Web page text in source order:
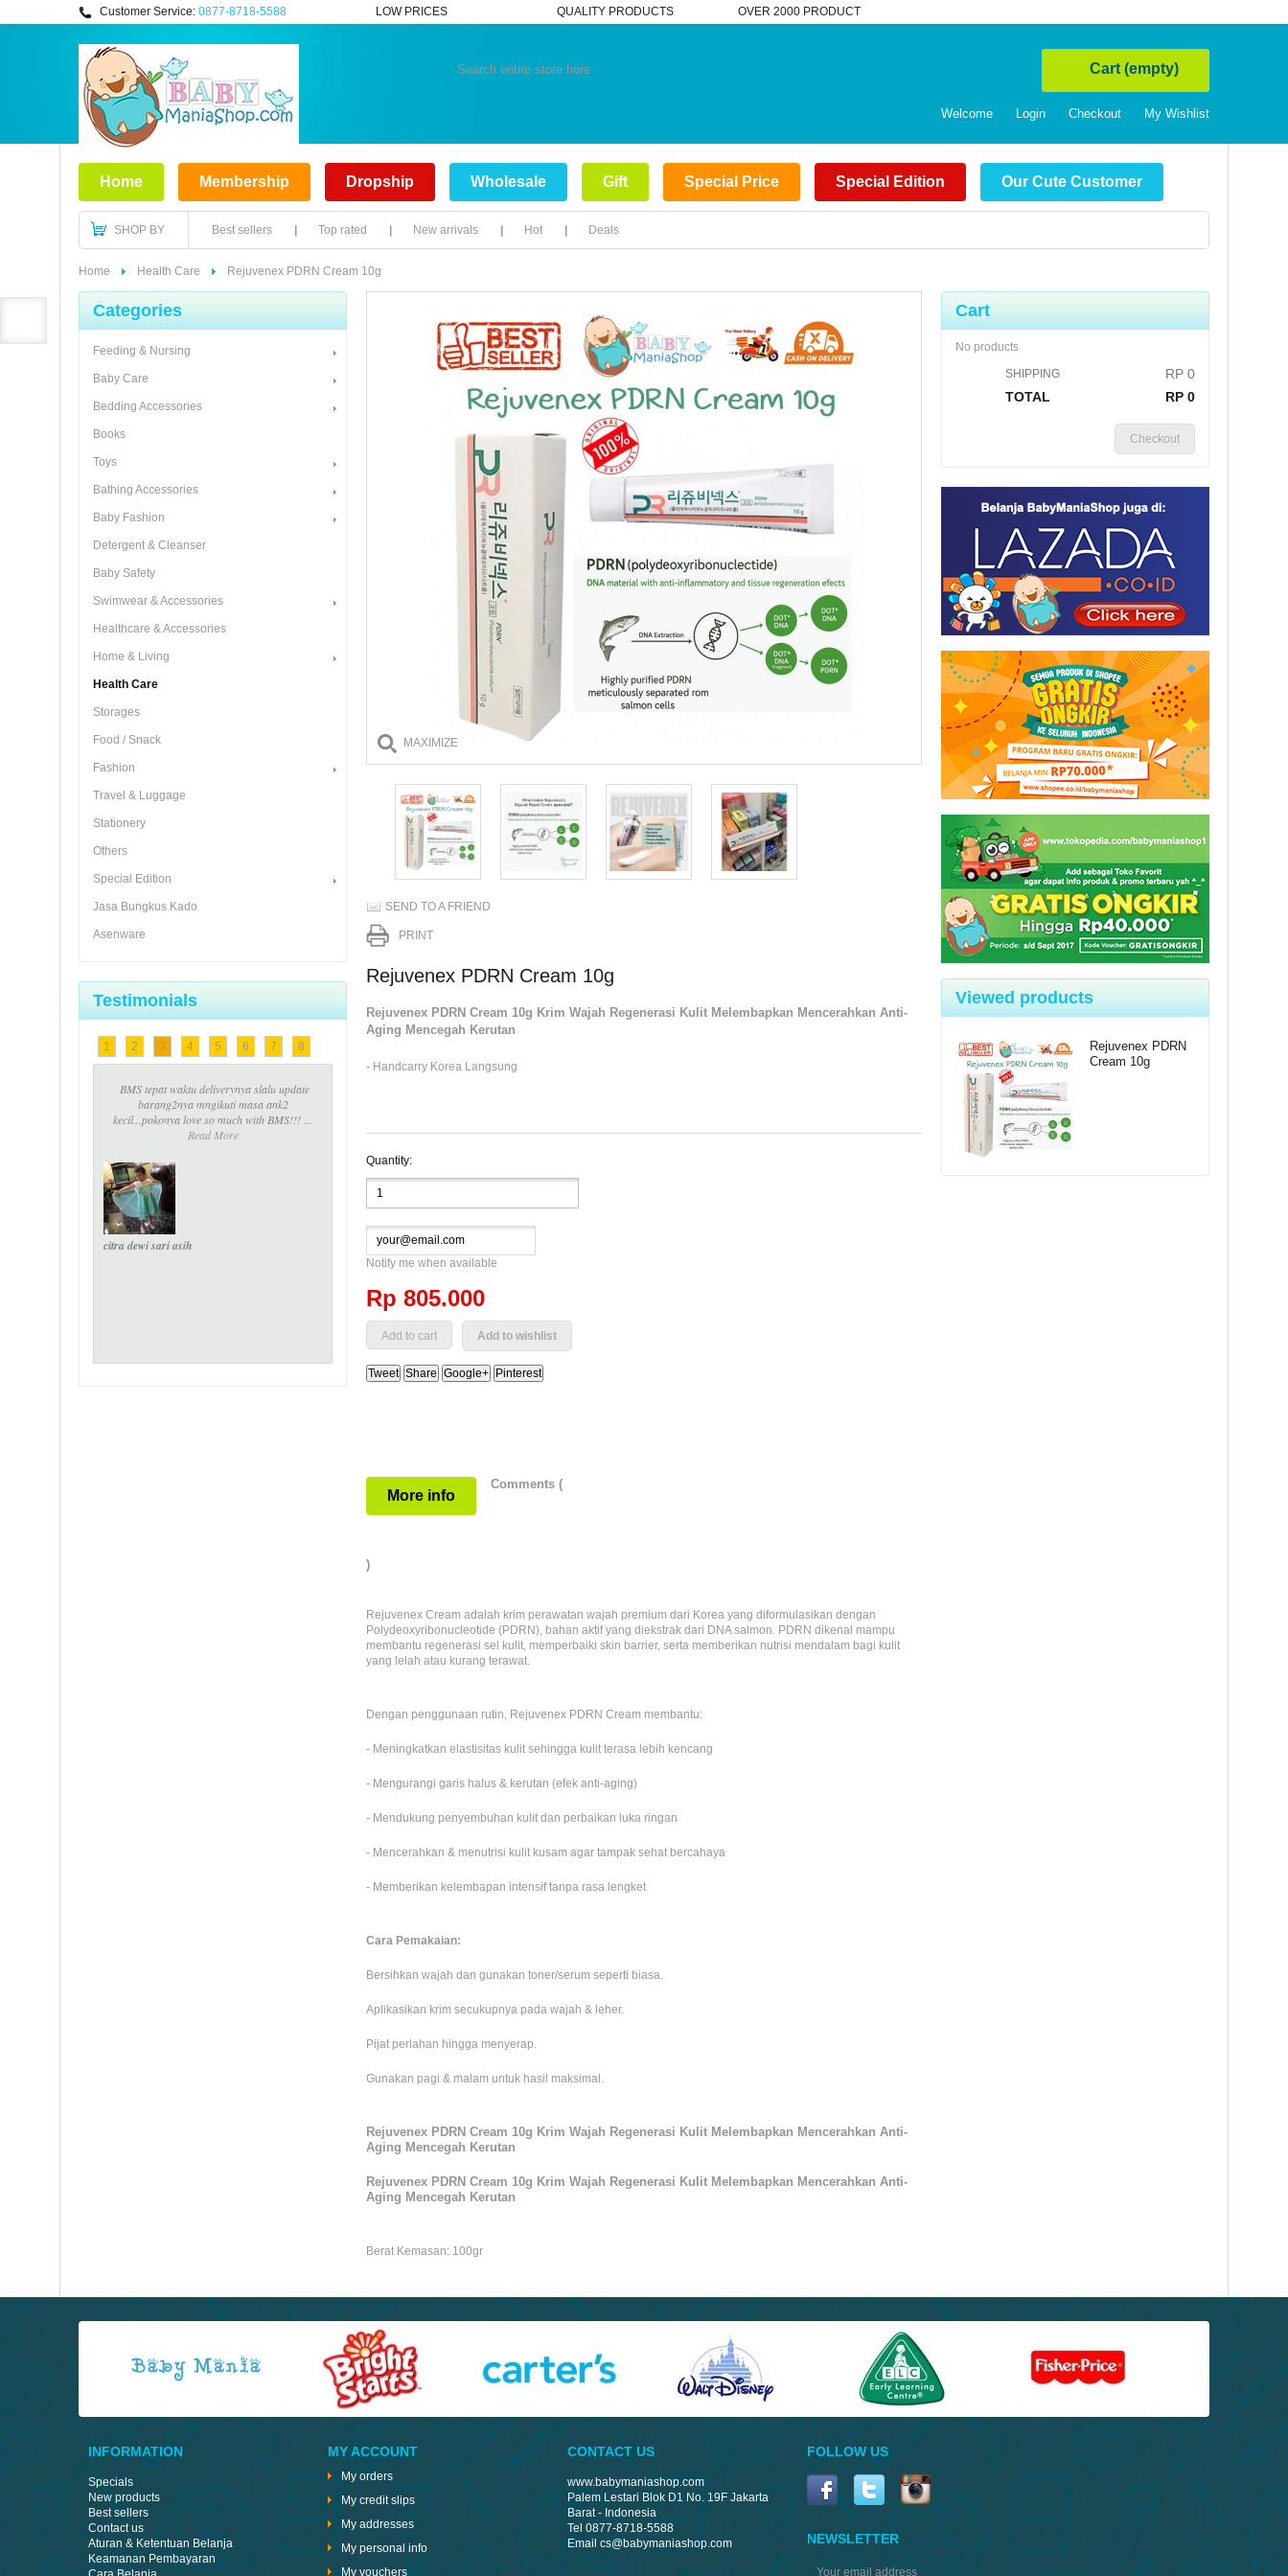
Customer Service: 0877-8718-5588 LOW PRICES QUALITY PRODUCTS OVER 2000 PRODUCT
Cart (empty)
Welcome Login Checkout My Wishlist
Home Membership Dropship Wholesale Gift Special Price Special Edition Our Cute Customer
SHOP BY Best sellers Top rated New arrivals Hot Deals
Home Health Care Rejuvenex PDRN Cream 10g
Categories
Feeding & Nursing
Baby Care
Bedding Accessories
Books
Toys
Bathing Accessories
Baby Fashion
Detergent & Cleanser
Baby Safety
Swimwear & Accessories
Healthcare & Accessories
Home & Living
Health Care
Storages
Food / Snack
Fashion
Travel & Luggage
Stationery
Others
Special Edition
Jasa Bungkus Kado
Asenware
Testimonials
1 2 3 4 5 6 7 8
BMS tepat waktu deliverynya slalu update
barang2nya mngikuti masa ank2
kecil...pokonya love so much with BMS!!! ...
Read More
citra dewi sari asih
MAXIMIZE
SEND TO A FRIEND
PRINT
Rejuvenex PDRN Cream 10g
Rejuvenex PDRN Cream 10g Krim Wajah Regenerasi Kulit Melembapkan Mencerahkan Anti-
Aging Mencegah Kerutan
- Handcarry Korea Langsung
Quantity:
Notify me when available
Rp‎ 805.000
Add to wishlist
Tweet Share Google+ Pinterest
More info
Comments (
)
Rejuvenex Cream adalah krim perawatan wajah premium dari Korea yang diformulasikan dengan
Polydeoxyribonucleotide (PDRN), bahan aktif yang diekstrak dari DNA salmon. PDRN dikenal mampu
membantu regenerasi sel kulit, memperbaiki skin barrier, serta memberikan nutrisi mendalam bagi kulit
yang lelah atau kurang terawat.
Dengan penggunaan rutin, Rejuvenex PDRN Cream membantu:
- Meningkatkan elastisitas kulit sehingga kulit terasa lebih kencang
- Mengurangi garis halus & kerutan (efek anti-aging)
- Mendukung penyembuhan kulit dan perbaikan luka ringan
- Mencerahkan & menutrisi kulit kusam agar tampak sehat bercahaya
- Memberikan kelembapan intensif tanpa rasa lengket
Cara Pemakaian:
Bersihkan wajah dan gunakan toner/serum seperti biasa.
Aplikasikan krim secukupnya pada wajah & leher.
Pijat perlahan hingga menyerap.
Gunakan pagi & malam untuk hasil maksimal.
Rejuvenex PDRN Cream 10g Krim Wajah Regenerasi Kulit Melembapkan Mencerahkan Anti-
Aging Mencegah Kerutan
Rejuvenex PDRN Cream 10g Krim Wajah Regenerasi Kulit Melembapkan Mencerahkan Anti-
Aging Mencegah Kerutan
Berat Kemasan: 100gr
Cart
No products
RP‎ 0
SHIPPING
RP‎ 0
TOTAL
Checkout
Viewed products
Rejuvenex PDRN
Cream 10g
INFORMATION
Specials
New products
Best sellers
Contact us
Aturan & Ketentuan Belanja
Keamanan Pembayaran
MY ACCOUNT
My orders
My credit slips
My addresses
My personal info
My vouchers
CONTACT US
www.babymaniashop.com
Palem Lestari Blok D1 No. 19F Jakarta
Barat - Indonesia
Tel 0877-8718-5588
Email cs@babymaniashop.com
FOLLOW US
NEWSLETTER